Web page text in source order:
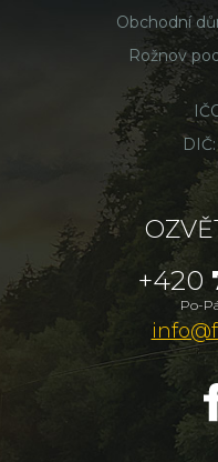
Obchodní
Rožnov
+420
Po-